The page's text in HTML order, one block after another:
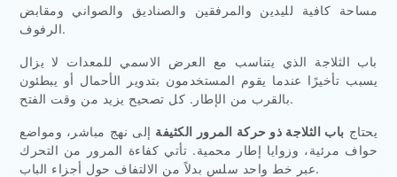
مساحة كافية لليدين والمرفقين والصناديق والصواني ومقابض
الرفوف.
باب الثلاجة الذي يتناسب مع العرض الاسمي للمعدات لا يزال
يسبب تأخيرًا عندما يقوم المستخدمون بتدوير الأحمال أو يبطئون
بالقرب من الإطار. كل تصحيح يزيد من وقت الفتح.
يحتاج باب الثلاجة ذو حركة المرور الكثيفة إلى نهج مباشر، ومواضع
حواف مرئية، وزوايا إطار محمية. تأتي كفاءة المرور من التحرك
عبر خط واحد سلس بدلاً من الالتفاف حول أجزاء الباب.